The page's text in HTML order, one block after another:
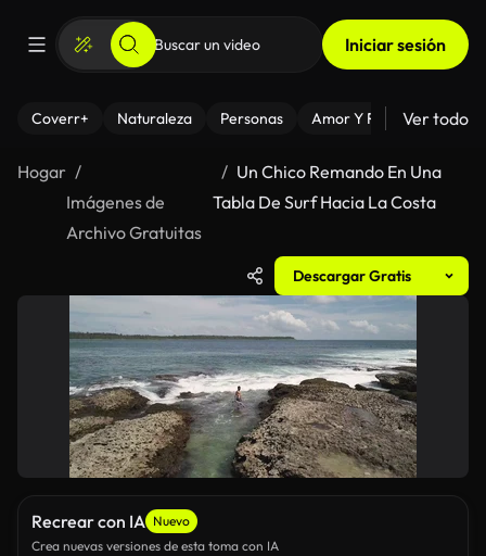
Iniciar sesión
Coverr+ Naturaleza Personas Amor Y Relaciones
Ver todo
Hogar
Imágenes de
Archivo Gratuitas
Un Chico Remando En Una
Tabla De Surf Hacia La Costa
Descargar Gratis
Recrear con IA Nuevo
Crea nuevas versiones de esta toma con IA